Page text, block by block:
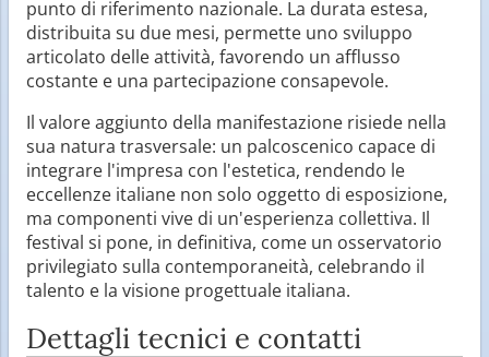
punto di riferimento nazionale. La durata estesa,
distribuita su due mesi, permette uno sviluppo
articolato delle attività, favorendo un afflusso
costante e una partecipazione consapevole.
Il valore aggiunto della manifestazione risiede nella
sua natura trasversale: un palcoscenico capace di
integrare l'impresa con l'estetica, rendendo le
eccellenze italiane non solo oggetto di esposizione,
ma componenti vive di un'esperienza collettiva. Il
festival si pone, in definitiva, come un osservatorio
privilegiato sulla contemporaneità, celebrando il
talento e la visione progettuale italiana.
Dettagli tecnici e contatti